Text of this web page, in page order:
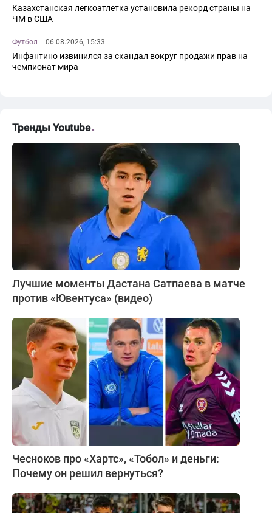
Казахстанская легкоатлетка установила рекорд страны на
ЧМ в США
Футбол 06.08.2026, 15:33
Инфантино извинился за скандал вокруг продажи прав на
чемпионат мира
Тренды Youtube
Лучшие моменты Дастана Сатпаева в матче
против «Ювентуса» (видео)
Чесноков про «Хартс», «Тобол» и деньги:
Почему он решил вернуться?